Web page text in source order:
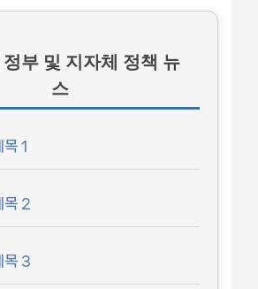
정부 및 지자체 정책 뉴
스
목 1
목 2
목 3